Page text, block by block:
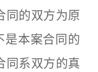
同的双方为原
是本案合同的
同系双方的真